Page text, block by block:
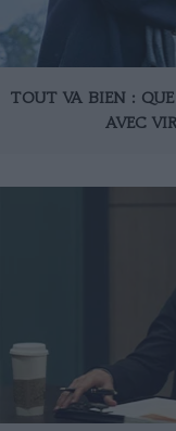
TOUT VA BIEN : QUE
AVEC